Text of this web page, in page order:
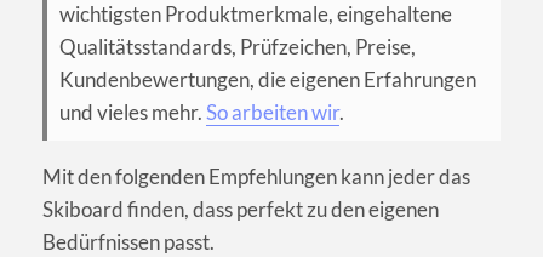
wichtigsten Produktmerkmale, eingehaltene
Qualitätsstandards, Prüfzeichen, Preise,
Kundenbewertungen, die eigenen Erfahrungen
und vieles mehr.So arbeiten wir.
Mit den folgenden Empfehlungen kann jeder das
Skiboard finden, dass perfekt zu den eigenen
Bedürfnissen passt.